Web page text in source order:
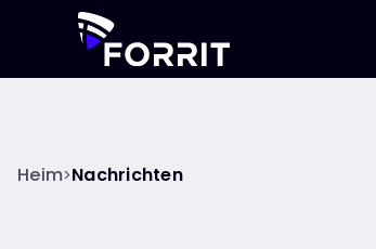
Heim>Nachrichten